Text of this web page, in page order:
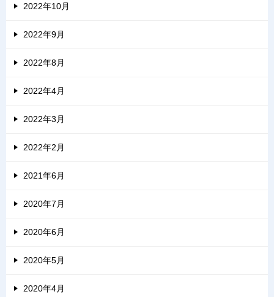
2022年10月
2022年9月
2022年8月
2022年4月
2022年3月
2022年2月
2021年6月
2020年7月
2020年6月
2020年5月
2020年4月